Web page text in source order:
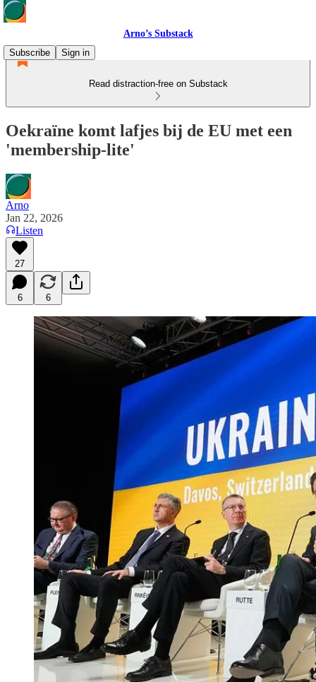
Arno’s Substack
Subscribe
Sign in
Read distraction-free on Substack
Oekraïne komt lafjes bij de EU met een
'membership-lite'
Arno
Jan 22, 2026
Listen
27
6 6